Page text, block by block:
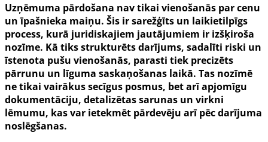
Uzņēmuma pārdošana nav tikai vienošanās par cenu
un īpašnieka maiņu. Šis ir sarežģīts un laikietilpīgs
process, kurā juridiskajiem jautājumiem ir izšķiroša
nozīme. Kā tiks strukturēts darījums, sadalīti riski un
īstenota pušu vienošanās, parasti tiek precizēts
pārrunu un līguma saskaņošanas laikā. Tas nozīmē
ne tikai vairākus secīgus posmus, bet arī apjomīgu
dokumentāciju, detalizētas sarunas un virkni
lēmumu, kas var ietekmēt pārdevēju arī pēc darījuma
noslēgšanas.